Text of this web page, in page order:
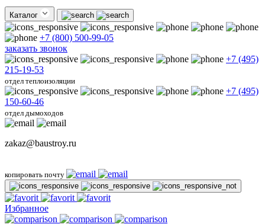
Каталог
+7 (800) 500-99-05
заказать звонок
+7 (495)
215-19-53
отдел теплоизоляции
+7 (495)
150-60-46
отдел дымоходов
zakaz@baustroy.ru
копировать почту
Избранное